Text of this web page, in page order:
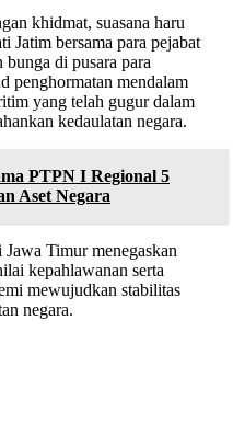
khidmat, suasana haru
Jatim bersama para pejabat
di pusara para
penghormatan mendalam
yang telah gugur dalam
kedaulatan negara.
PTPN I Regional 5
Aset Negara
Timur menegaskan
kepahlawanan serta
mewujudkan stabilitas
negara.